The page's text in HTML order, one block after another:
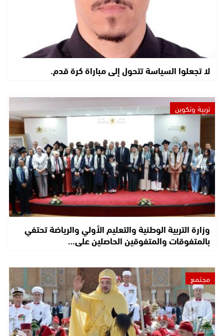
لا تجعلوا السياسة تتحول إلى مباراة كرة قدم.
تربية وتكوين
وزارة التربية الوطنية والتعليم الأولي والرياضة تحتفي
بالمتفوقات والمتفوقين الحاصلين على…
مجتمع